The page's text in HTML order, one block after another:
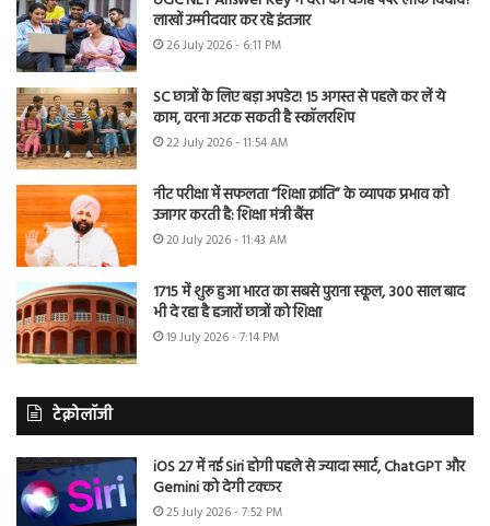
लाखों उम्मीदवार कर रहे इंतजार
26 July 2026 - 6:11 PM
SC छात्रों के लिए बड़ा अपडेट! 15 अगस्त से पहले कर लें ये
काम, वरना अटक सकती है स्कॉलरशिप
22 July 2026 - 11:54 AM
नीट परीक्षा में सफलता “शिक्षा क्रांति” के व्यापक प्रभाव को
उजागर करती है: शिक्षा मंत्री बैंस
20 July 2026 - 11:43 AM
1715 में शुरू हुआ भारत का सबसे पुराना स्कूल, 300 साल बाद
भी दे रहा है हजारों छात्रों को शिक्षा
19 July 2026 - 7:14 PM
टेक्नोलॉजी
iOS 27 में नई Siri होगी पहले से ज्यादा स्मार्ट, ChatGPT और
Gemini को देगी टक्कर
25 July 2026 - 7:52 PM